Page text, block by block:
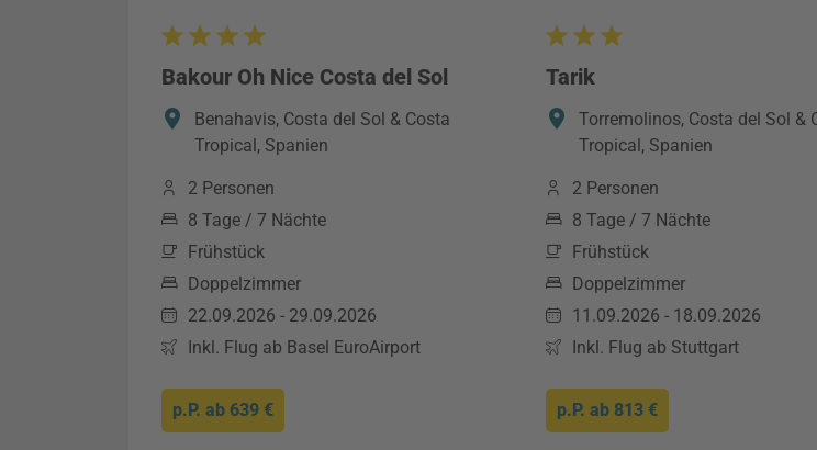
Bakour Oh Nice Costa del Sol
Benahavis, Costa del Sol & Costa
Tropical, Spanien
2 Personen
8 Tage / 7 Nächte
Frühstück
Doppelzimmer
22.09.2026 - 29.09.2026
Inkl. Flug ab Basel EuroAirport
p.P. ab 639 €
Tarik
Torremolinos, Costa del Sol &
Tropical, Spanien
2 Personen
8 Tage / 7 Nächte
Frühstück
Doppelzimmer
11.09.2026 - 18.09.2026
Inkl. Flug ab Stuttgart
p.P. ab 813 €